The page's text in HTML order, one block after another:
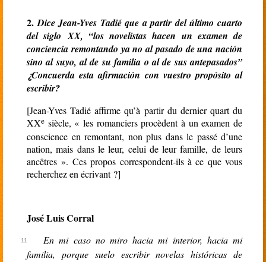
2.Dice Jean-Yves Tadié que a partir del último cuarto
del siglo XX, “los novelistas hacen un examen de
conciencia remontando ya no al pasado de una nación
sino al suyo, al de su familia o al de sus antepasados”
¿Concuerda esta afirmación con vuestro propósito al
escribir?
[Jean-Yves Tadié affirme qu’à partir du dernier quart du
XXe siècle, «les romanciers procèdent à un examen de
conscience en remontant, non plus dans le passé d’une
nation, mais dans le leur, celui de leur famille, de leurs
ancêtres ». Ces propos correspondent-ils à ce que vous
recherchez en écrivant ?]
José Luis Corral
En mi caso no miro hacia mi interior, hacia mi
familia, porque suelo escribir novelas históricas de